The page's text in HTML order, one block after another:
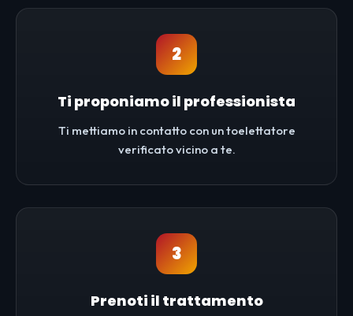
2
Ti proponiamo il professionista
Ti mettiamo in contatto con un toelettatore
verificato vicino a te.
3
Prenoti il trattamento